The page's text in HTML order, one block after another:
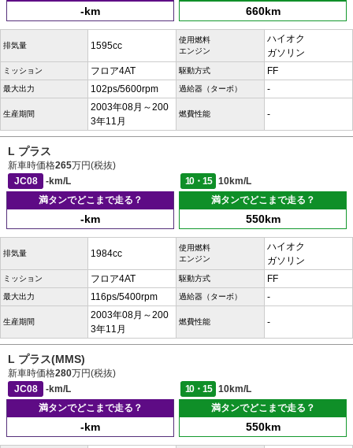
-km 660km
排気量 1595cc
使用燃料
エンジン
ハイオク
ガソリン
ミッション フロア4AT 駆動方式 FF
最大出力 102ps/5600rpm 過給器（ターボ） -
生産期間
2003年08月～200
3年11月
燃費性能 -
L プラス
新車時価格265万円(税抜)
JC08
-km/L 10・15
10km/L
満タンでどこまで走る？
-km
満タンでどこまで走る？
550km
排気量 1984cc
使用燃料
エンジン
ハイオク
ガソリン
ミッション フロア4AT 駆動方式 FF
最大出力 116ps/5400rpm 過給器（ターボ） -
生産期間
2003年08月～200
3年11月
燃費性能 -
L プラス(MMS)
新車時価格280万円(税抜)
JC08
-km/L 10・15
10km/L
満タンでどこまで走る？
-km
満タンでどこまで走る？
550km